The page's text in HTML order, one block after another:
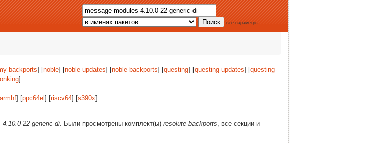
все параметры
backports] [noble] [noble-updates] [noble-backports] [questing] [questing-updates] [questing-
]
armhf] [ppc64el ] [riscv64] [s390x]
22-generic-di. Были просмотрены комплект(ы) resolute-backports, все секции и